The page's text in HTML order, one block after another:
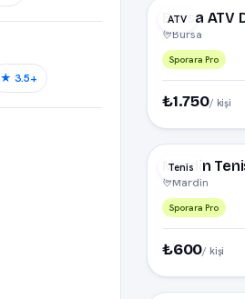
★ 3.5+
ATV
Bursa ATV
Bursa
Sporara Pro
₺1.750/ kişi
Tenis
Mardin
Mardin
Sporara Pro
₺600/ kişi